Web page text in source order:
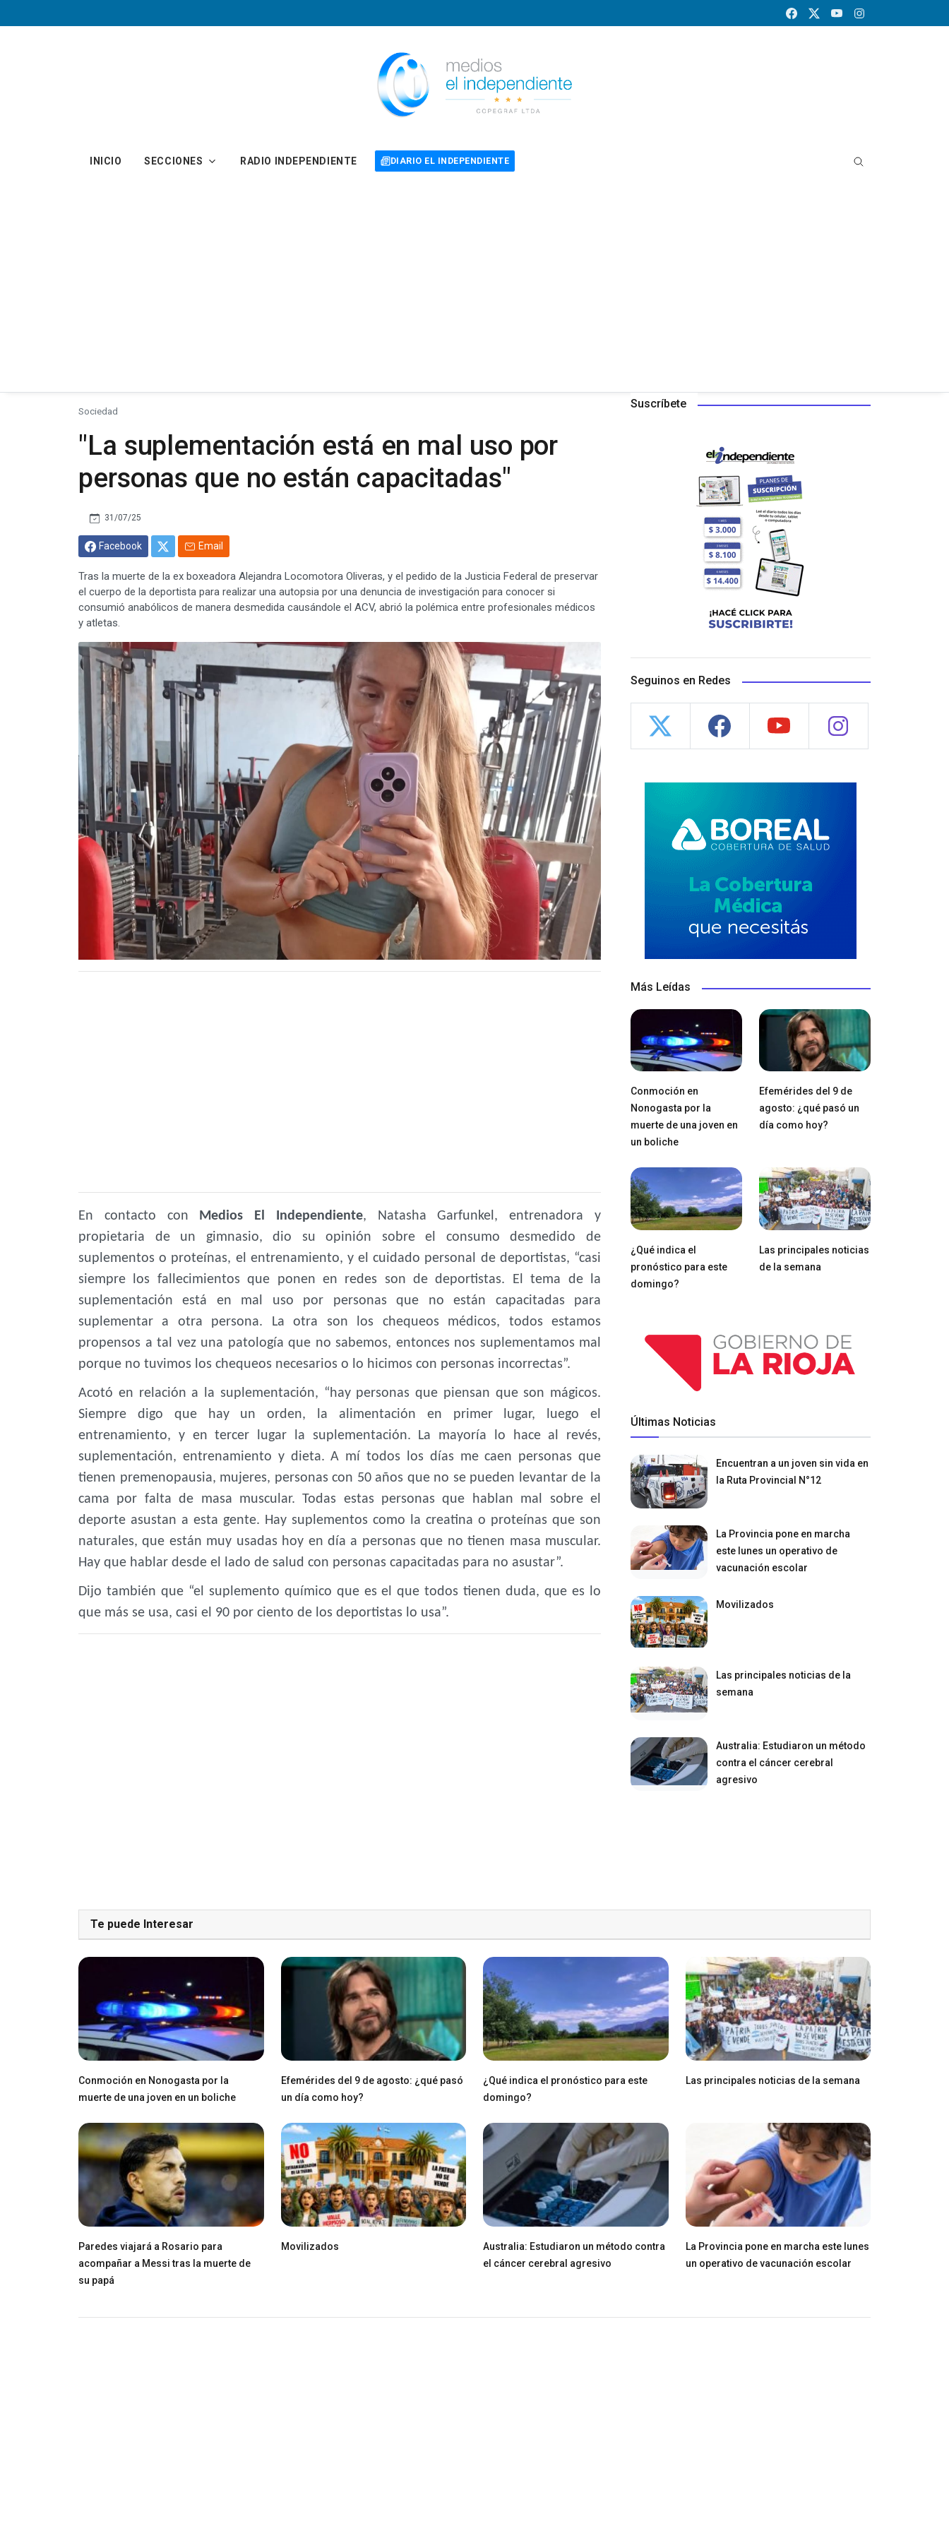
INICIO SECCIONES RADIO INDEPENDIENTE DIARIO EL INDEPENDIENTE
Sociedad
"La suplementación está en mal uso por
personas que no están capacitadas"
31/07/25
Facebook Email
Tras la muerte de la ex boxeadora Alejandra Locomotora Oliveras, y el pedido de la Justicia Federal de preservar
el cuerpo de la deportista para realizar una autopsia por una denuncia de investigación para conocer si
consumió anabólicos de manera desmedida causándole el ACV, abrió la polémica entre profesionales médicos
y atletas.
En contacto con Medios El Independiente, Natasha Garfunkel, entrenadora y
propietaria de un gimnasio, dio su opinión sobre el consumo desmedido de
suplementos o proteínas, el entrenamiento, y el cuidado personal de deportistas, “casi
siempre los fallecimientos que ponen en redes son de deportistas. El tema de la
suplementación está en mal uso por personas que no están capacitadas para
suplementar a otra persona. La otra son los chequeos médicos, todos estamos
propensos a tal vez una patología que no sabemos, entonces nos suplementamos mal
porque no tuvimos los chequeos necesarios o lo hicimos con personas incorrectas”.
Acotó en relación a la suplementación, “hay personas que piensan que son mágicos.
Siempre digo que hay un orden, la alimentación en primer lugar, luego el
entrenamiento, y en tercer lugar la suplementación. La mayoría lo hace al revés,
suplementación, entrenamiento y dieta. A mí todos los días me caen personas que
tienen premenopausia, mujeres, personas con 50 años que no se pueden levantar de la
cama por falta de masa muscular. Todas estas personas que hablan mal sobre el
deporte asustan a esta gente. Hay suplementos como la creatina o proteínas que son
naturales, que están muy usadas hoy en día a personas que no tienen masa muscular.
Hay que hablar desde el lado de salud con personas capacitadas para no asustar”.
Dijo también que “el suplemento químico que es el que todos tienen duda, que es lo
que más se usa, casi el 90 por ciento de los deportistas lo usa”.
Suscríbete
Seguinos en Redes
Más Leídas
Conmoción en
Nonogasta por la
muerte de una joven en
un boliche
Efemérides del 9 de
agosto: ¿qué pasó un
día como hoy?
¿Qué indica el
pronóstico para este
domingo?
Las principales noticias
de la semana
Últimas Noticias
Encuentran a un joven sin vida en
la Ruta Provincial N°12
La Provincia pone en marcha
este lunes un operativo de
vacunación escolar
Movilizados
Las principales noticias de la
semana
Australia: Estudiaron un método
contra el cáncer cerebral
agresivo
Te puede Interesar
Conmoción en Nonogasta por la
muerte de una joven en un boliche
Efemérides del 9 de agosto: ¿qué pasó
un día como hoy?
¿Qué indica el pronóstico para este
domingo?
Las principales noticias de la semana
Paredes viajará a Rosario para
acompañar a Messi tras la muerte de
su papá
Movilizados
Australia: Estudiaron un método contra
el cáncer cerebral agresivo
La Provincia pone en marcha este lunes
un operativo de vacunación escolar